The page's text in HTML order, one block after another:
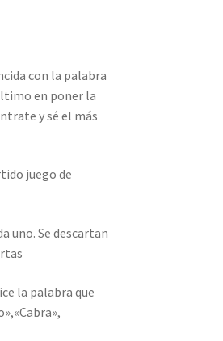
con la palabra
en poner la
y sé el más
juego de
uno. Se descartan
la palabra que